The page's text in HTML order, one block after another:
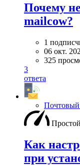
Почему
mailcow?
1
06 окт.
325
3
ответа
Почтовый
Простой
Как
при